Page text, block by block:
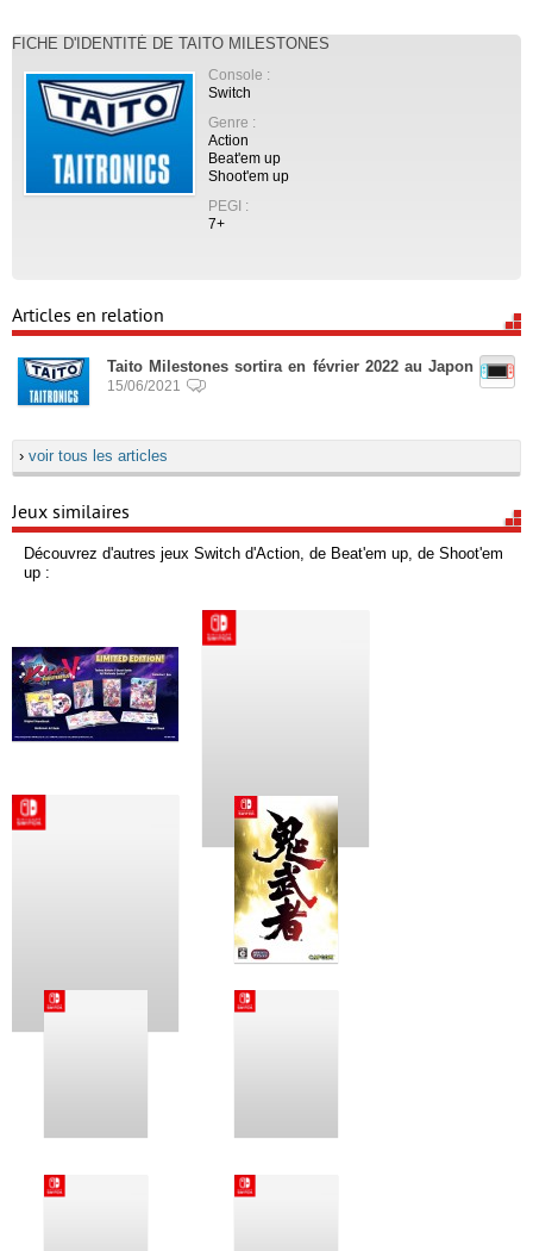
FICHE D'IDENTITÉ DE TAITO MILESTONES
Console :
Switch
Genre :
Action
Beat'em up
Shoot'em up
PEGI :
7+
Articles en relation
Taito Milestones sortira en février 2022 au Japon
15/06/2021
› voir tous les articles
Jeux similaires
Découvrez d'autres jeux Switch d'Action, de Beat'em up, de Shoot'em
up :